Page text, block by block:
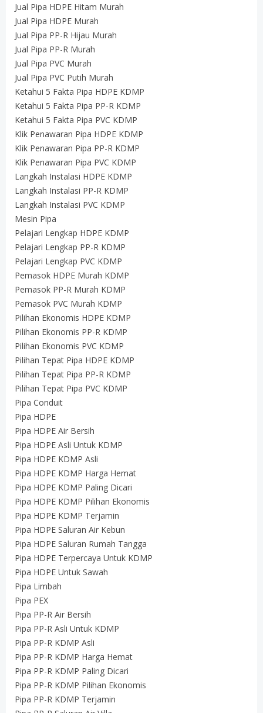
Jual Pipa HDPE Hitam Murah
Jual Pipa HDPE Murah
Jual Pipa PP-R Hijau Murah
Jual Pipa PP-R Murah
Jual Pipa PVC Murah
Jual Pipa PVC Putih Murah
Ketahui 5 Fakta Pipa HDPE KDMP
Ketahui 5 Fakta Pipa PP-R KDMP
Ketahui 5 Fakta Pipa PVC KDMP
Klik Penawaran Pipa HDPE KDMP
Klik Penawaran Pipa PP-R KDMP
Klik Penawaran Pipa PVC KDMP
Langkah Instalasi HDPE KDMP
Langkah Instalasi PP-R KDMP
Langkah Instalasi PVC KDMP
Mesin Pipa
Pelajari Lengkap HDPE KDMP
Pelajari Lengkap PP-R KDMP
Pelajari Lengkap PVC KDMP
Pemasok HDPE Murah KDMP
Pemasok PP-R Murah KDMP
Pemasok PVC Murah KDMP
Pilihan Ekonomis HDPE KDMP
Pilihan Ekonomis PP-R KDMP
Pilihan Ekonomis PVC KDMP
Pilihan Tepat Pipa HDPE KDMP
Pilihan Tepat Pipa PP-R KDMP
Pilihan Tepat Pipa PVC KDMP
Pipa Conduit
Pipa HDPE
Pipa HDPE Air Bersih
Pipa HDPE Asli Untuk KDMP
Pipa HDPE KDMP Asli
Pipa HDPE KDMP Harga Hemat
Pipa HDPE KDMP Paling Dicari
Pipa HDPE KDMP Pilihan Ekonomis
Pipa HDPE KDMP Terjamin
Pipa HDPE Saluran Air Kebun
Pipa HDPE Saluran Rumah Tangga
Pipa HDPE Terpercaya Untuk KDMP
Pipa HDPE Untuk Sawah
Pipa Limbah
Pipa PEX
Pipa PP-R Air Bersih
Pipa PP-R Asli Untuk KDMP
Pipa PP-R KDMP Asli
Pipa PP-R KDMP Harga Hemat
Pipa PP-R KDMP Paling Dicari
Pipa PP-R KDMP Pilihan Ekonomis
Pipa PP-R KDMP Terjamin